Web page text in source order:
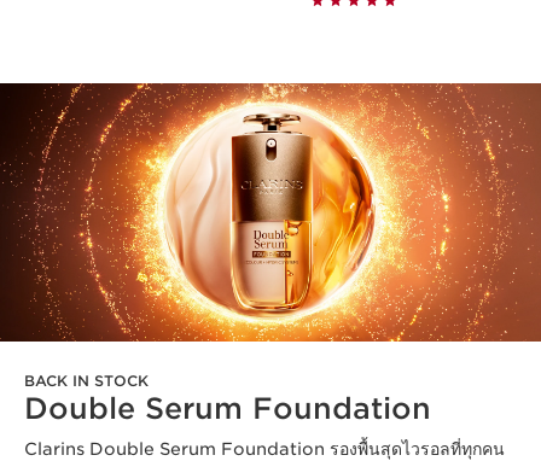
BACK IN STOCK
Double Serum Foundation
Clarins Double Serum Foundation รองพื้นสุดไวรอลที่ทุกคน